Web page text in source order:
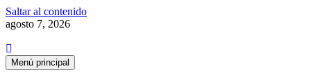
Saltar al contenido
agosto 7, 2026
Menú principal